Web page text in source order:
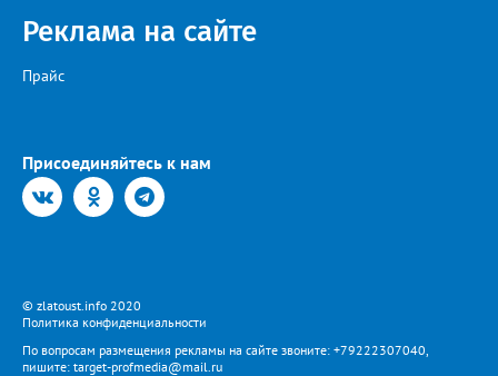
Реклама на сайте
Прайс
Присоединяйтесь к нам
© zlatoust.info 2020
Политика конфиденциальности
По вопросам размещения рекламы на сайте звоните: +79222307040,
пишите: target-profmedia@mail.ru